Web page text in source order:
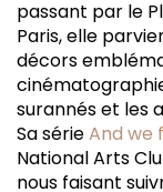
passant par le
Paris, elle
décors
surannés et les
Sa sérieAnd we
National Arts
nous faisant